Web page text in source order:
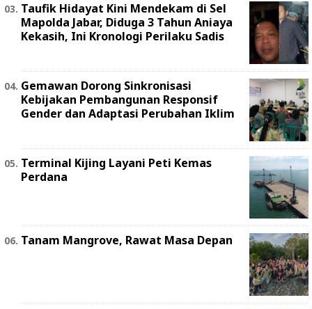
Taufik Hidayat Kini Mendekam di Sel
Mapolda Jabar, Diduga 3 Tahun Aniaya
Kekasih, Ini Kronologi Perilaku Sadis
Gemawan Dorong Sinkronisasi
Kebijakan Pembangunan Responsif
Gender dan Adaptasi Perubahan Iklim
Terminal Kijing Layani Peti Kemas
Perdana
Tanam Mangrove, Rawat Masa Depan